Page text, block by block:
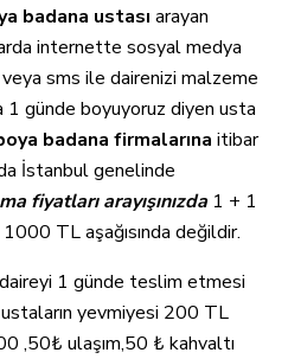
badana ustası arayan
internette sosyal medya
sms ile dairenizi malzeme
günde boyuyoruz diyen usta
badana firmalarına itibar
İstanbul genelinde
fiyatları arayışınızda 1 + 1
TL aşağısında değildir.
1 günde teslim etmesi
yevmiyesi 200 TL
,50₺ ulaşım,50 ₺ kahvaltı